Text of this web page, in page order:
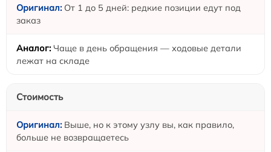
От 1 до 5 дней: редкие позиции едут под
заказ
Чаще в день обращения — ходовые детали
лежат на складе
Стоимость
Выше, но к этому узлу вы, как правило,
больше не возвращаетесь